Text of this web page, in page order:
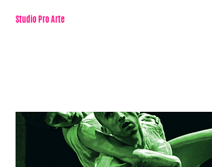
Studio Pro Arte